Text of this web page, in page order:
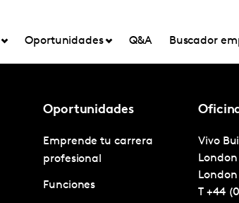
Oportunidades Q&A Buscador
Oportunidades
Emprende tu carrera
profesional
Funciones
Vivo
London
London
T +44